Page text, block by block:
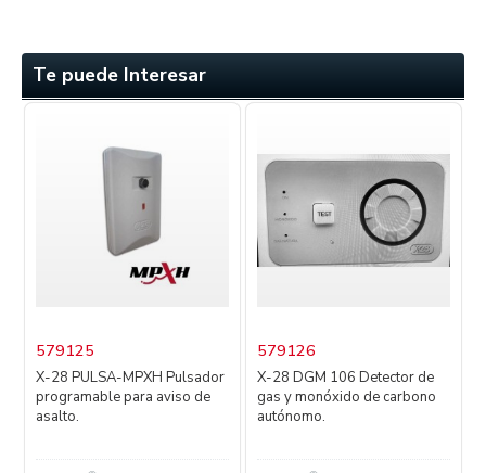
Te puede Interesar
579125
X-28 PULSA-MPXH Pulsador
programable para aviso de
asalto.
579126
X-28 DGM 106 Detector de
gas y monóxido de carbono
autónomo.